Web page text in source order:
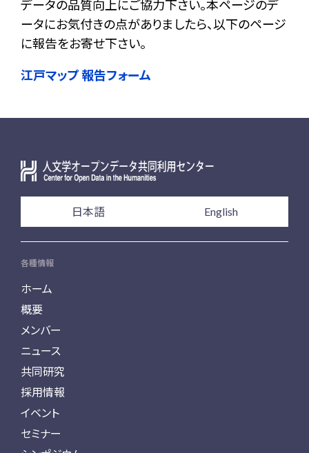
データの品質向上にご協力下さい。本ページのデ
ータにお気付きの点がありましたら、以下のページ
に報告をお寄せ下さい。
江戸マップ 報告フォーム
日本語 English
各種情報
ホーム
概要
メンバー
ニュース
共同研究
採用情報
イベント
セミナー